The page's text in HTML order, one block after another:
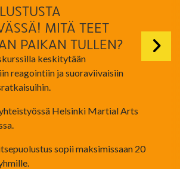
MITÄ TEET
PAIKAN TULLEN?
keskitytään
reagointiin ja suoraviivaisiin
Helsinki Martial Arts
sopii maksimissaan 20